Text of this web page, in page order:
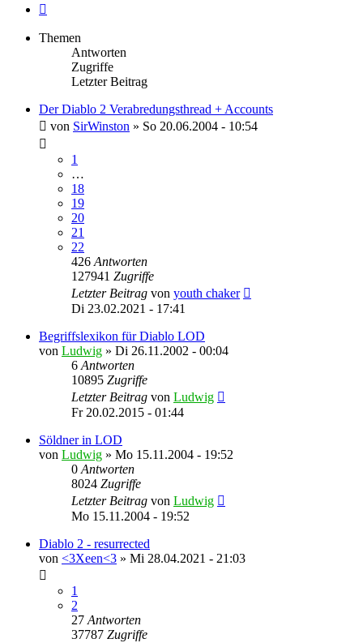
Themen
Antworten
Zugriffe
Letzter Beitrag
Der Diablo 2 Verabredungsthread + Accounts
von SirWinston » So 20.06.2004 - 10:54
1
…
18
19
20
21
22
426 Antworten
127941 Zugriffe
Letzter Beitrag von youth chaker
Di 23.02.2021 - 17:41
Begriffslexikon für Diablo LOD
von Ludwig » Di 26.11.2002 - 00:04
6 Antworten
10895 Zugriffe
Letzter Beitrag von Ludwig
Fr 20.02.2015 - 01:44
Söldner in LOD
von Ludwig » Mo 15.11.2004 - 19:52
0 Antworten
8024 Zugriffe
Letzter Beitrag von Ludwig
Mo 15.11.2004 - 19:52
Diablo 2 - resurrected
von <3Xeen<3 » Mi 28.04.2021 - 21:03
1
2
27 Antworten
37787 Zugriffe